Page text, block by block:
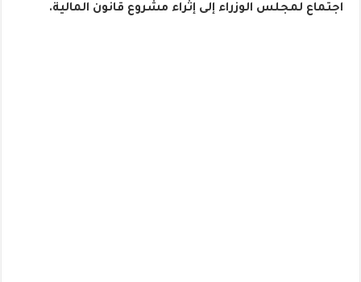
اجتماع لمجلس الوزراء إلى إثراء مشروع قانون المالية.